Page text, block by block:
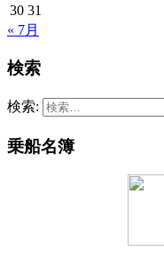
30 31
« 7月
検索
検索:
乗船名簿